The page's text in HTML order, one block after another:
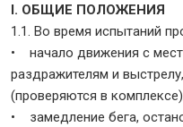
I. ОБЩИЕ ПОЛОЖЕНИЯ
1.1. Во время испытаний
• начало движения с
раздражителям и
(проверяются в
• замедление бега,